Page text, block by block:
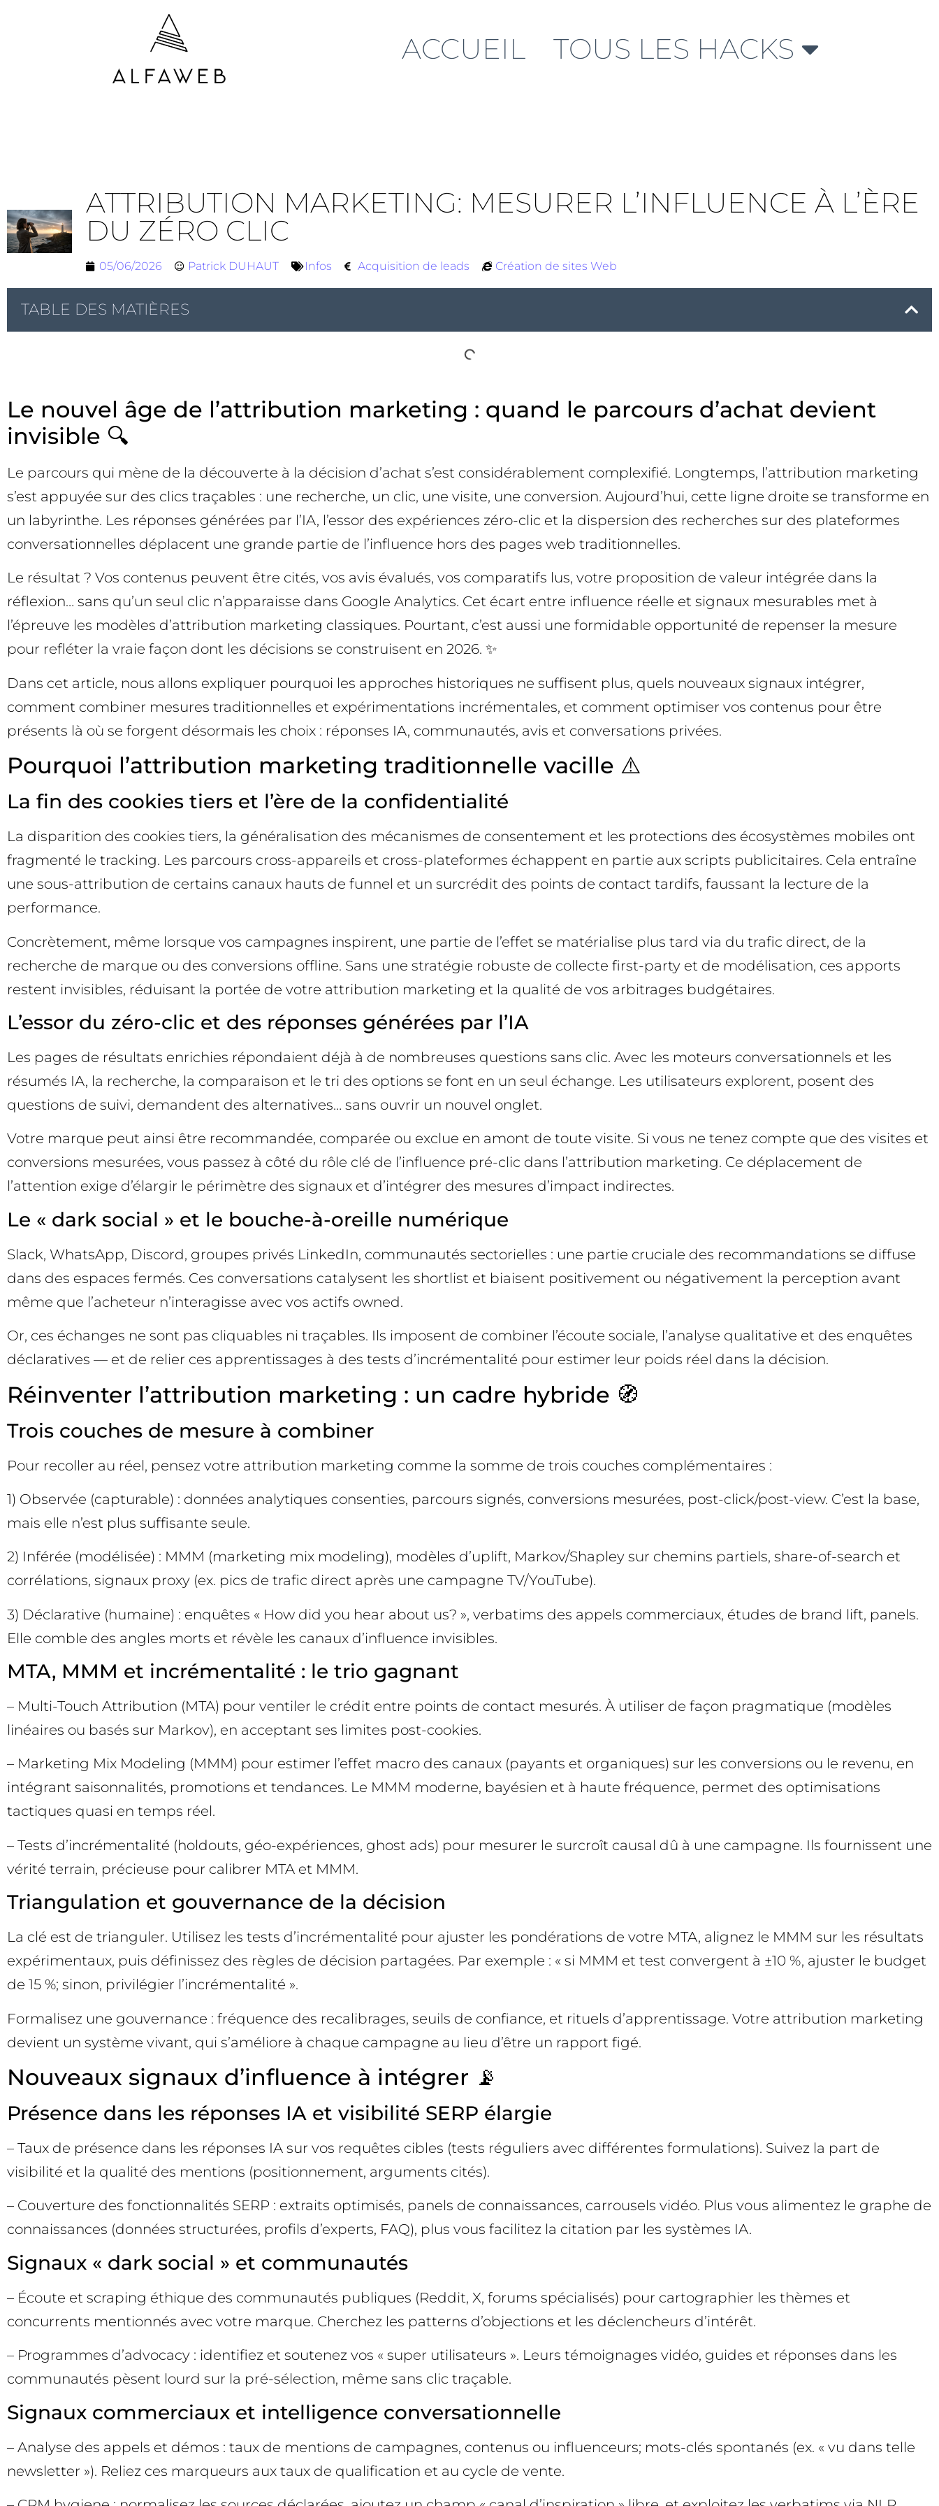
ACCUEIL TOUS LES HACKS
ATTRIBUTION MARKETING: MESURER L’INFLUENCE À L’ÈRE
DU ZÉRO CLIC
05/06/2026 Patrick DUHAUT Infos Acquisition de leads Création de sites Web
TABLE DES MATIÈRES
Le nouvel âge de l’attribution marketing : quand le parcours d’achat devient
invisible 🔍
Le parcours qui mène de la découverte à la décision d’achat s’est considérablement complexifié. Longtemps, l’attribution marketing
s’est appuyée sur des clics traçables : une recherche, un clic, une visite, une conversion. Aujourd’hui, cette ligne droite se transforme en
un labyrinthe. Les réponses générées par l’IA, l’essor des expériences zéro-clic et la dispersion des recherches sur des plateformes
conversationnelles déplacent une grande partie de l’influence hors des pages web traditionnelles.
Le résultat ? Vos contenus peuvent être cités, vos avis évalués, vos comparatifs lus, votre proposition de valeur intégrée dans la
réflexion… sans qu’un seul clic n’apparaisse dans Google Analytics. Cet écart entre influence réelle et signaux mesurables met à
l’épreuve les modèles d’attribution marketing classiques. Pourtant, c’est aussi une formidable opportunité de repenser la mesure
pour refléter la vraie façon dont les décisions se construisent en 2026. ✨
Dans cet article, nous allons expliquer pourquoi les approches historiques ne suffisent plus, quels nouveaux signaux intégrer,
comment combiner mesures traditionnelles et expérimentations incrémentales, et comment optimiser vos contenus pour être
présents là où se forgent désormais les choix : réponses IA, communautés, avis et conversations privées.
Pourquoi l’attribution marketing traditionnelle vacille ⚠️
La fin des cookies tiers et l’ère de la confidentialité
La disparition des cookies tiers, la généralisation des mécanismes de consentement et les protections des écosystèmes mobiles ont
fragmenté le tracking. Les parcours cross-appareils et cross-plateformes échappent en partie aux scripts publicitaires. Cela entraîne
une sous-attribution de certains canaux hauts de funnel et un surcrédit des points de contact tardifs, faussant la lecture de la
performance.
Concrètement, même lorsque vos campagnes inspirent, une partie de l’effet se matérialise plus tard via du trafic direct, de la
recherche de marque ou des conversions offline. Sans une stratégie robuste de collecte first-party et de modélisation, ces apports
restent invisibles, réduisant la portée de votre attribution marketing et la qualité de vos arbitrages budgétaires.
L’essor du zéro-clic et des réponses générées par l’IA
Les pages de résultats enrichies répondaient déjà à de nombreuses questions sans clic. Avec les moteurs conversationnels et les
résumés IA, la recherche, la comparaison et le tri des options se font en un seul échange. Les utilisateurs explorent, posent des
questions de suivi, demandent des alternatives… sans ouvrir un nouvel onglet.
Votre marque peut ainsi être recommandée, comparée ou exclue en amont de toute visite. Si vous ne tenez compte que des visites et
conversions mesurées, vous passez à côté du rôle clé de l’influence pré-clic dans l’attribution marketing. Ce déplacement de
l’attention exige d’élargir le périmètre des signaux et d’intégrer des mesures d’impact indirectes.
Le « dark social » et le bouche-à-oreille numérique
Slack, WhatsApp, Discord, groupes privés LinkedIn, communautés sectorielles : une partie cruciale des recommandations se diffuse
dans des espaces fermés. Ces conversations catalysent les shortlist et biaisent positivement ou négativement la perception avant
même que l’acheteur n’interagisse avec vos actifs owned.
Or, ces échanges ne sont pas cliquables ni traçables. Ils imposent de combiner l’écoute sociale, l’analyse qualitative et des enquêtes
déclaratives — et de relier ces apprentissages à des tests d’incrémentalité pour estimer leur poids réel dans la décision.
Réinventer l’attribution marketing : un cadre hybride 🧭
Trois couches de mesure à combiner
Pour recoller au réel, pensez votre attribution marketing comme la somme de trois couches complémentaires :
1) Observée (capturable) : données analytiques consenties, parcours signés, conversions mesurées, post-click/post-view. C’est la base,
mais elle n’est plus suffisante seule.
2) Inférée (modélisée) : MMM (marketing mix modeling), modèles d’uplift, Markov/Shapley sur chemins partiels, share-of-search et
corrélations, signaux proxy (ex. pics de trafic direct après une campagne TV/YouTube).
3) Déclarative (humaine) : enquêtes « How did you hear about us? », verbatims des appels commerciaux, études de brand lift, panels.
Elle comble des angles morts et révèle les canaux d’influence invisibles.
MTA, MMM et incrémentalité : le trio gagnant
– Multi-Touch Attribution (MTA) pour ventiler le crédit entre points de contact mesurés. À utiliser de façon pragmatique (modèles
linéaires ou basés sur Markov), en acceptant ses limites post-cookies.
– Marketing Mix Modeling (MMM) pour estimer l’effet macro des canaux (payants et organiques) sur les conversions ou le revenu, en
intégrant saisonnalités, promotions et tendances. Le MMM moderne, bayésien et à haute fréquence, permet des optimisations
tactiques quasi en temps réel.
– Tests d’incrémentalité (holdouts, géo-expériences, ghost ads) pour mesurer le surcroît causal dû à une campagne. Ils fournissent une
vérité terrain, précieuse pour calibrer MTA et MMM.
Triangulation et gouvernance de la décision
La clé est de trianguler. Utilisez les tests d’incrémentalité pour ajuster les pondérations de votre MTA, alignez le MMM sur les résultats
expérimentaux, puis définissez des règles de décision partagées. Par exemple : « si MMM et test convergent à ±10 %, ajuster le budget
de 15 %; sinon, privilégier l’incrémentalité ».
Formalisez une gouvernance : fréquence des recalibrages, seuils de confiance, et rituels d’apprentissage. Votre attribution marketing
devient un système vivant, qui s’améliore à chaque campagne au lieu d’être un rapport figé.
Nouveaux signaux d’influence à intégrer 📡
Présence dans les réponses IA et visibilité SERP élargie
– Taux de présence dans les réponses IA sur vos requêtes cibles (tests réguliers avec différentes formulations). Suivez la part de
visibilité et la qualité des mentions (positionnement, arguments cités).
– Couverture des fonctionnalités SERP : extraits optimisés, panels de connaissances, carrousels vidéo. Plus vous alimentez le graphe de
connaissances (données structurées, profils d’experts, FAQ), plus vous facilitez la citation par les systèmes IA.
Signaux « dark social » et communautés
– Écoute et scraping éthique des communautés publiques (Reddit, X, forums spécialisés) pour cartographier les thèmes et
concurrents mentionnés avec votre marque. Cherchez les patterns d’objections et les déclencheurs d’intérêt.
– Programmes d’advocacy : identifiez et soutenez vos « super utilisateurs ». Leurs témoignages vidéo, guides et réponses dans les
communautés pèsent lourd sur la pré-sélection, même sans clic traçable.
Signaux commerciaux et intelligence conversationnelle
– Analyse des appels et démos : taux de mentions de campagnes, contenus ou influenceurs; mots-clés spontanés (ex. « vu dans telle
newsletter »). Reliez ces marqueurs aux taux de qualification et au cycle de vente.